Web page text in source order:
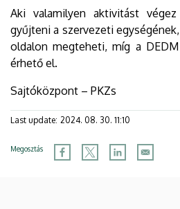
Aki valamilyen aktivitást
gyűjteni a szervezeti
oldalon megteheti, míg a
érhető el.
Sajtóközpont – PKZs
Last update: 2024. 08. 30. 11:10
Megosztás